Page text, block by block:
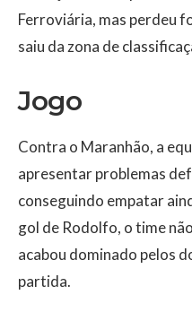
Ferroviária, mas perdeu
saiu da zona de
Jogo
Contra o Maranhão, a
apresentar problemas
conseguindo empatar
gol de Rodolfo, o time
acabou dominado pelos
partida.